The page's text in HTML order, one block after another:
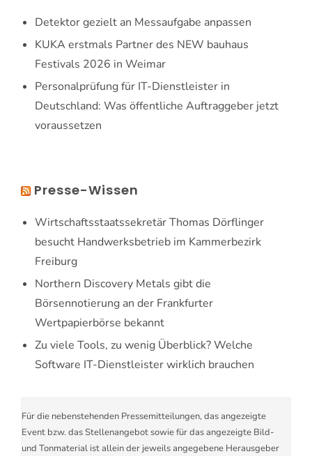
Detektor gezielt an Messaufgabe anpassen
KUKA erstmals Partner des NEW bauhaus
Festivals 2026 in Weimar
Personalprüfung für IT-Dienstleister in
Deutschland: Was öffentliche Auftraggeber jetzt
voraussetzen
Presse-Wissen
Wirtschaftsstaatssekretär Thomas Dörflinger
besucht Handwerksbetrieb im Kammerbezirk
Freiburg
Northern Discovery Metals gibt die
Börsennotierung an der Frankfurter
Wertpapierbörse bekannt
Zu viele Tools, zu wenig Überblick? Welche
Software IT-Dienstleister wirklich brauchen
Für die nebenstehenden Pressemitteilungen, das angezeigte
Event bzw. das Stellenangebot sowie für das angezeigte Bild-
und Tonmaterial ist allein der jeweils angegebene Herausgeber